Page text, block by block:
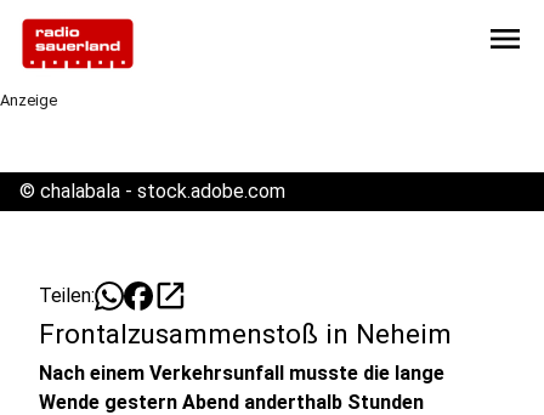
menu
Anzeige
© chalabala - stock.adobe.com
Teilen: open_in_new
Frontalzusammenstoß in Neheim
Nach einem Verkehrsunfall musste die lange
Wende gestern Abend anderthalb Stunden